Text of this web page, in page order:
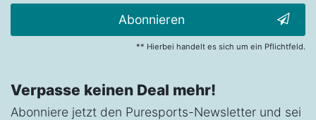
Abonnieren
** Hierbei handelt es sich um ein Pflichtfeld.
Verpasse keinen Deal mehr!
Abonniere jetzt den Puresports-Newsletter und sei